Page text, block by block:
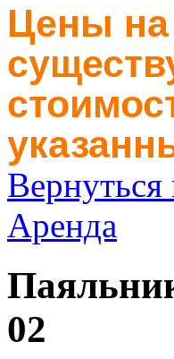
Цены на
Аренда
02